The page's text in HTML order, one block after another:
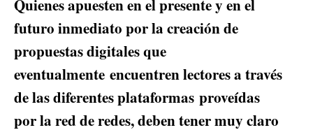
Quienes apuesten en el presente y en el
futuro inmediato por la creación de
propuestas digitales que
eventualmente encuentren lectores a través
de las diferentes plataformas proveídas
por la red de redes, deben tener muy claro